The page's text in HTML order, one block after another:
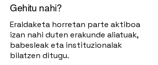
Gehitu nahi?
Eraldaketa horretan parte aktiboa
izan nahi duten erakunde aliatuak,
babesleak eta instituzionalak
bilatzen ditugu.